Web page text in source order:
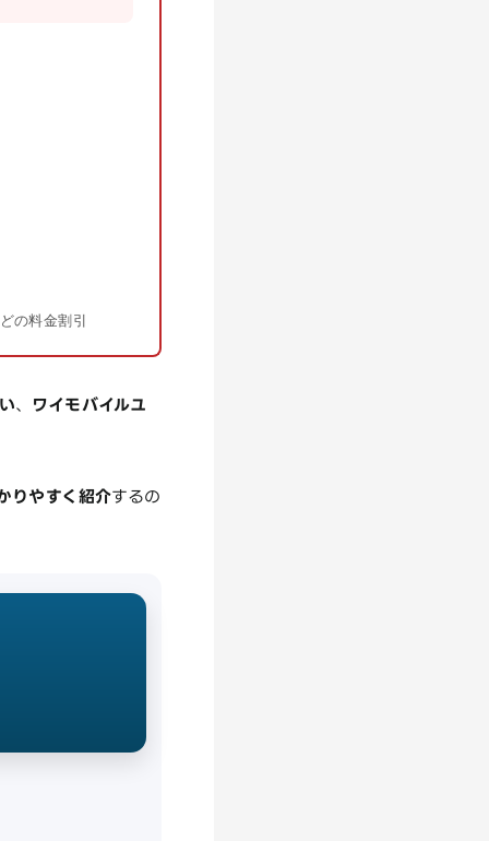
の料金割引
、 ワイモバイルユ
りやすく紹介するの